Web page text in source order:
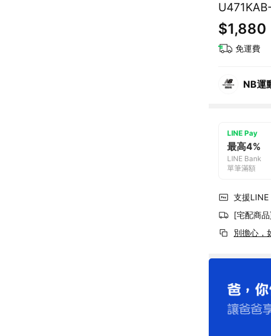
$1,880
免運費
NB運
LINE Pay
最高4%
LINE Bank
單筆滿額
支援
[宅配商
別擔心，